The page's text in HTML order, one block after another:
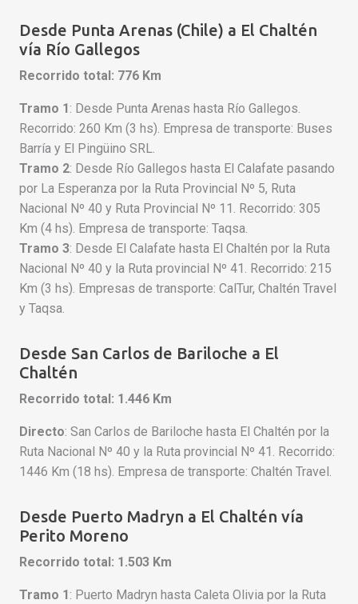
Desde Punta Arenas (Chile) a El Chaltén
vía Río Gallegos
Recorrido total: 776 Km
Tramo 1 : Desde Punta Arenas hasta Río Gallegos.
Recorrido: 260 Km (3 hs). Empresa de transporte: Buses
Barría y El Pingüino SRL.
Tramo 2: Desde Río Gallegos hasta El Calafate pasando
por La Esperanza por la Ruta Provincial Nº 5, Ruta
Nacional Nº 40 y Ruta Provincial Nº 11. Recorrido: 305
Km (4 hs). Empresa de transporte: Taqsa.
Tramo 3: Desde El Calafate hasta El Chaltén por la Ruta
Nacional Nº 40 y la Ruta provincial Nº 41. Recorrido: 215
Km (3 hs). Empresas de transporte: CalTur, Chaltén Travel
y Taqsa.
Desde San Carlos de Bariloche a El
Chaltén
Recorrido total: 1.446 Km
Directo: San Carlos de Bariloche hasta El Chaltén por la
Ruta Nacional Nº 40 y la Ruta provincial Nº 41. Recorrido:
1446 Km (18 hs). Empresa de transporte: Chaltén Travel.
Desde Puerto Madryn a El Chaltén vía
Perito Moreno
Recorrido total: 1.503 Km
Tramo 1 : Puerto Madryn hasta Caleta Olivia por la Ruta